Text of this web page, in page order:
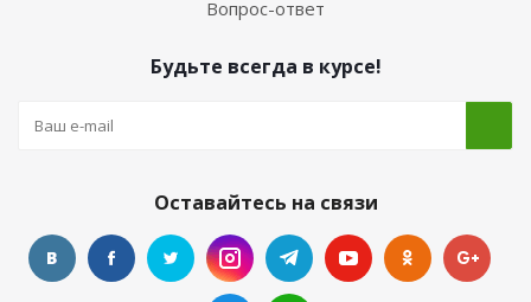
Вопрос-ответ
Будьте всегда в курсе!
Оставайтесь на связи